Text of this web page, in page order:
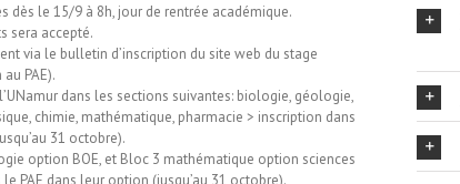
dès le 15/9 à 8h, jour de rentrée académique.
sera accepté.
via le bulletin d’inscription du site web du stage
PAE).
dans les sections suivantes: biologie, géologie,
chimie, mathématique, pharmacie > inscription dans
31 octobre).
option BOE, et Bloc 3 mathématique option sciences
PAE dans leur option (jusqu’au 31 octobre).